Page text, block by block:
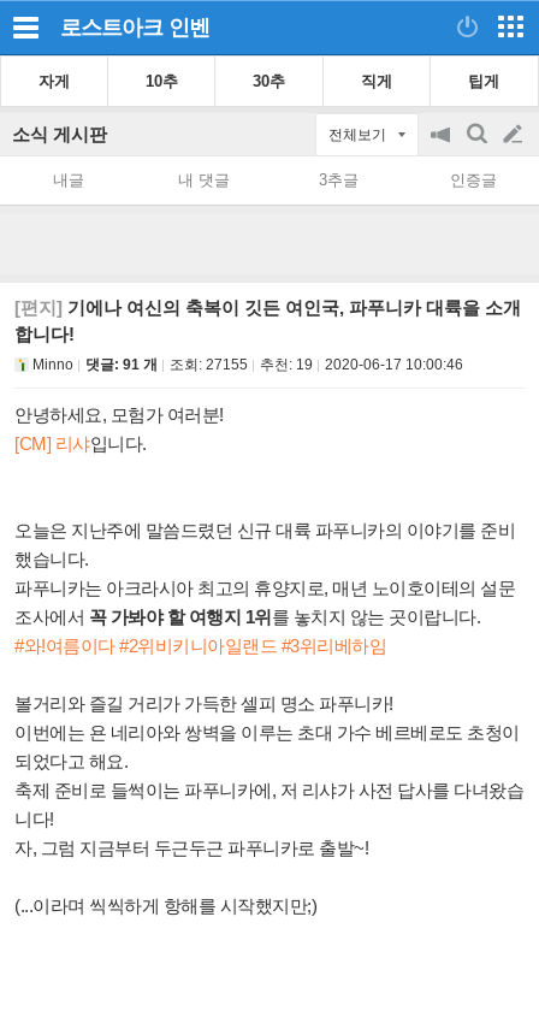
로스트아크 인벤
자게 10추 30추 직게 팁게
소식 게시판 전체보기
공
on/off
검
색
글
쓰
내글 내 댓글 3추글 인증글
[편지] 기에나 여신의 축복이 깃든 여인국, 파푸니카 대륙을 소개
합니다!
Minno 댓글: 91 개 조회: 27155 추천: 19 2020-06-17 10:00:46
안녕하세요, 모험가 여러분!
[CM] 리샤입니다.
오늘은 지난주에 말씀드렸던 신규 대륙 파푸니카의 이야기를 준비
했습니다.
파푸니카는 아크라시아 최고의 휴양지로, 매년 노이호이테의 설문
조사에서 꼭 가봐야 할 여행지 1위를 놓치지 않는 곳이랍니다.
#와!여름이다 #2위비키니아일랜드 #3위리베하임
볼거리와 즐길 거리가 가득한 셀피 명소 파푸니카!
이번에는 욘 네리아와 쌍벽을 이루는 초대 가수 베르베로도 초청이
되었다고 해요.
축제 준비로 들썩이는 파푸니카에, 저 리샤가 사전 답사를 다녀왔습
니다!
자, 그럼 지금부터 두근두근 파푸니카로 출발~!
(...이라며 씩씩하게 항해를 시작했지만;)